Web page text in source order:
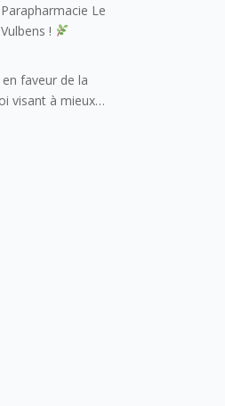
Savoie
étroits et
Le
!
en faveur de la
visant à mieux
des risques